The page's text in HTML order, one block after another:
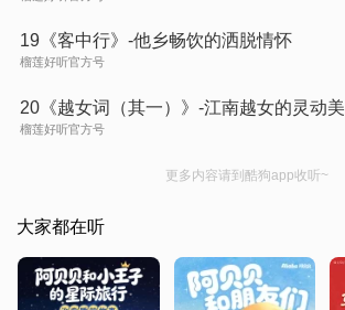
19《客中行》-他乡畅饮的洒脱情怀
榴莲好听官方号
20《越女词（其一）》-江南越女的灵动美
榴莲好听官方号
更多内容请到酷狗app收听~
大家都在听